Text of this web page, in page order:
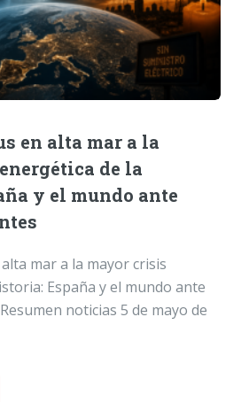
en alta mar a la
de la
y el mundo ante
mar a la mayor crisis
España y el mundo ante
noticias 5 de mayo de